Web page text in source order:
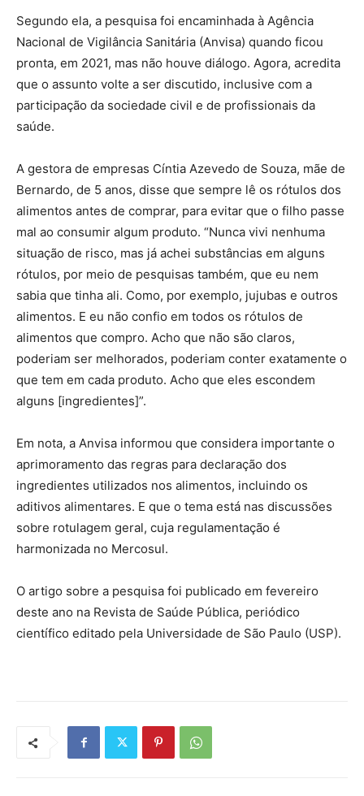
Segundo ela, a pesquisa foi encaminhada à Agência
Nacional de Vigilância Sanitária (Anvisa) quando ficou
pronta, em 2021, mas não houve diálogo. Agora, acredita
que o assunto volte a ser discutido, inclusive com a
participação da sociedade civil e de profissionais da
saúde.
A gestora de empresas Cíntia Azevedo de Souza, mãe de
Bernardo, de 5 anos, disse que sempre lê os rótulos dos
alimentos antes de comprar, para evitar que o filho passe
mal ao consumir algum produto. “Nunca vivi nenhuma
situação de risco, mas já achei substâncias em alguns
rótulos, por meio de pesquisas também, que eu nem
sabia que tinha ali. Como, por exemplo, jujubas e outros
alimentos. E eu não confio em todos os rótulos de
alimentos que compro. Acho que não são claros,
poderiam ser melhorados, poderiam conter exatamente o
que tem em cada produto. Acho que eles escondem
alguns [ingredientes]”.
Em nota, a Anvisa informou que considera importante o
aprimoramento das regras para declaração dos
ingredientes utilizados nos alimentos, incluindo os
aditivos alimentares. E que o tema está nas discussões
sobre rotulagem geral, cuja regulamentação é
harmonizada no Mercosul.
O artigo sobre a pesquisa foi publicado em fevereiro
deste ano na Revista de Saúde Pública, periódico
científico editado pela Universidade de São Paulo (USP).